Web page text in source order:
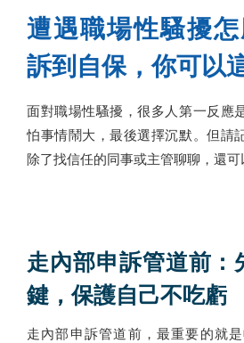
遭遇職場性騷擾
訴到自保，你可以
面對職場性騷擾，很多人第一反應
怕事情鬧大，最後選擇沉默。但請
除了找信任的同事或主管聊聊，還可
走內部申訴管道前：
鍵，保護自己不吃虧
走內部申訴管道前，最重要的就